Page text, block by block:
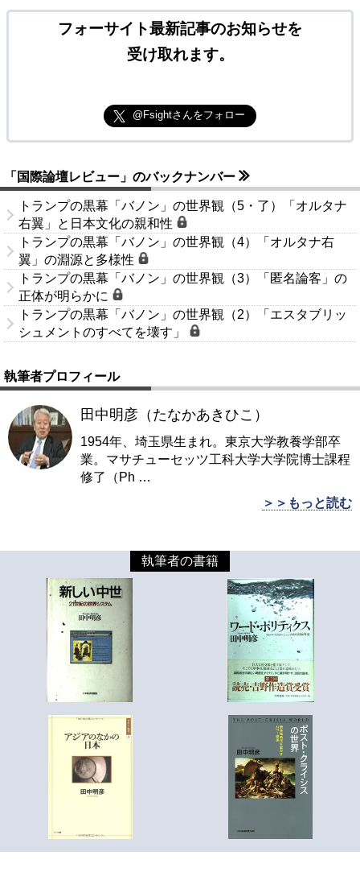
フォーサイト最新記事のお知らせを
受け取れます。
@Fsightさんをフォロー
「国際論壇レビュー」のバックナンバー
トランプの黒幕「バノン」の世界観（5・了）「オルタナ
右翼」と日本文化の親和性
トランプの黒幕「バノン」の世界観（4）「オルタナ右
翼」の淵源と多様性
トランプの黒幕「バノン」の世界観（3）「匿名論客」の
正体が明らかに
トランプの黒幕「バノン」の世界観（2）「エスタブリッ
シュメントのすべてを壊す」
執筆者プロフィール
田中明彦（たなかあきひこ）
1954年、埼玉県生まれ。東京大学教養学部卒
業。マサチューセッツ工科大学大学院博士課程
修了（Ph …
＞＞もっと読む
執筆者の書籍